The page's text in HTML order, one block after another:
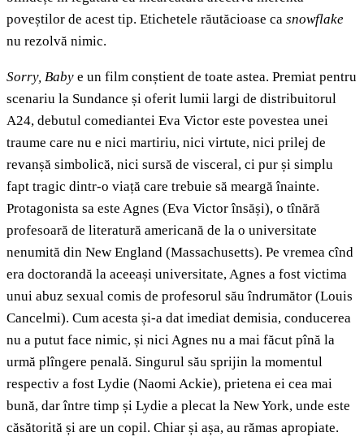
poveștilor de acest tip. Etichetele răutăcioase ca snowflake
nu rezolvă nimic.
Sorry, Baby e un film conștient de toate astea. Premiat pentru
scenariu la Sundance și oferit lumii largi de distribuitorul
A24, debutul comediantei Eva Victor este povestea unei
traume care nu e nici martiriu, nici virtute, nici prilej de
revanșă simbolică, nici sursă de visceral, ci pur și simplu
fapt tragic dintr-o viață care trebuie să meargă înainte.
Protagonista sa este Agnes (Eva Victor însăși), o tînără
profesoară de literatură americană de la o universitate
nenumită din New England (Massachusetts). Pe vremea cînd
era doctorandă la aceeași universitate, Agnes a fost victima
unui abuz sexual comis de profesorul său îndrumător (Louis
Cancelmi). Cum acesta și-a dat imediat demisia, conducerea
nu a putut face nimic, și nici Agnes nu a mai făcut pînă la
urmă plîngere penală. Singurul său sprijin la momentul
respectiv a fost Lydie (Naomi Ackie), prietena ei cea mai
bună, dar între timp și Lydie a plecat la New York, unde este
căsătorită și are un copil. Chiar și așa, au rămas apropiate.